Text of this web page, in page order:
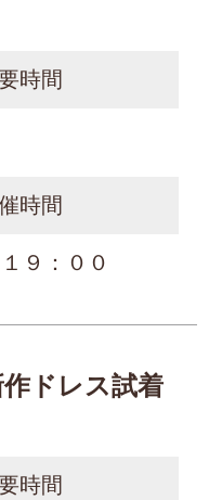
時間
時間
９：００
ドレス試着
時間